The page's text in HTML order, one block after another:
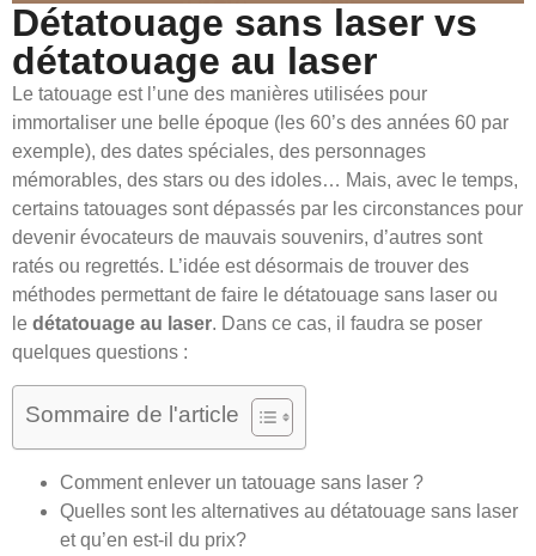
Détatouage sans laser vs
détatouage au laser
Le tatouage est l’une des manières utilisées pour
immortaliser une belle époque (les 60’s des années 60 par
exemple), des dates spéciales, des personnages
mémorables, des stars ou des idoles… Mais, avec le temps,
certains tatouages sont dépassés par les circonstances pour
devenir évocateurs de mauvais souvenirs, d’autres sont
ratés ou regrettés. L’idée est désormais de trouver des
méthodes permettant de faire le détatouage sans laser ou
le détatouage au laser. Dans ce cas, il faudra se poser
quelques questions :
Sommaire de l'article
Comment enlever un tatouage sans laser ?
Quelles sont les alternatives au détatouage sans laser
et qu’en est-il du prix?